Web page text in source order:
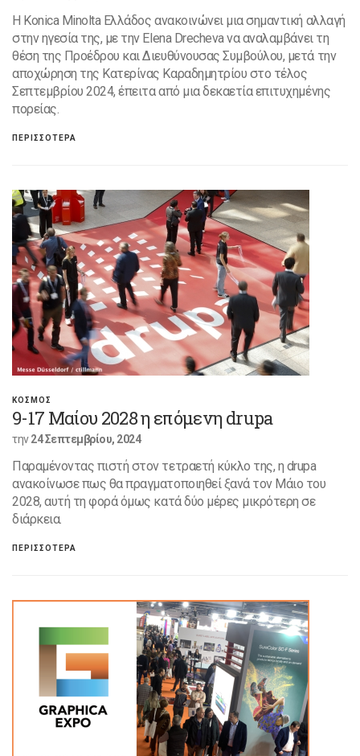
Η Konica Minolta Ελλάδος ανακοινώνει μια σημαντική αλλαγή
στην ηγεσία της, με την Elena Drecheva να αναλαμβάνει τη
θέση της Προέδρου και Διευθύνουσας Συμβούλου, μετά την
αποχώρηση της Κατερίνας Καραδημητρίου στο τέλος
Σεπτεμβρίου 2024, έπειτα από μια δεκαετία επιτυχημένης
πορείας.
ΠΕΡΙΣΣΟΤΕΡΑ
ΚΟΣΜΟΣ
9-17 Μαίου 2028 η επόμενη drupa
την24 Σεπτεμβρίου, 2024
Παραμένοντας πιστή στον τετραετή κύκλο της, η drupa
ανακοίνωσε πως θα πραγματοποιηθεί ξανά τον Μάιο του
2028, αυτή τη φορά όμως κατά δύο μέρες μικρότερη σε
διάρκεια.
ΠΕΡΙΣΣΟΤΕΡΑ